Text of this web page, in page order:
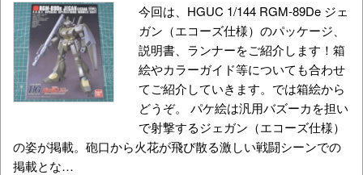
今回は、HGUC 1/144 RGM-89De ジェ
ガン（エコーズ仕様）のパッケージ、
説明書、ランナーをご紹介します！箱
絵やカラーガイド等についても合わせ
てご紹介していきます。では箱絵から
どうぞ。 パケ絵は汎用バズーカを担い
で射撃するジェガン（エコーズ仕様）
の姿が掲載。砲口から火花が飛び散る激しい戦闘シーンでの
掲載とな…